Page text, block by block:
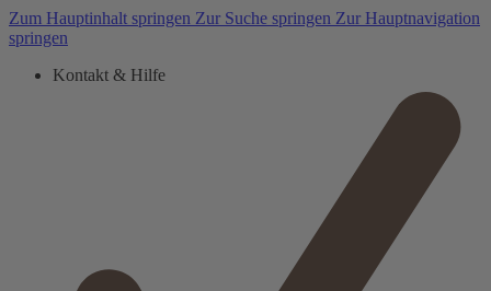
Zum Hauptinhalt springen Zur Suche springen Zur Hauptnavigation
springen
Kontakt & Hilfe